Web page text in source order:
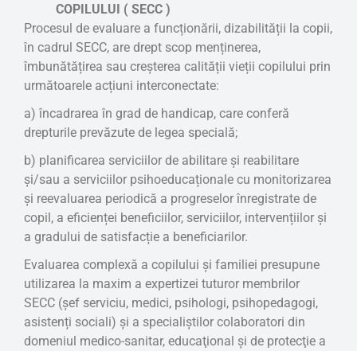
COPILULUI ( SECC )
Procesul de evaluare a funcționării, dizabilității la copii,
în cadrul SECC, are drept scop menținerea,
îmbunătățirea sau creșterea calității vieții copilului prin
următoarele acțiuni interconectate:
a) încadrarea în grad de handicap, care conferă
drepturile prevăzute de legea specială;
b) planificarea serviciilor de abilitare și reabilitare
și/sau a serviciilor psihoeducaționale cu monitorizarea
și reevaluarea periodică a progreselor înregistrate de
copil, a eficienței beneficiilor, serviciilor, intervențiilor și
a gradului de satisfacție a beneficiarilor.
Evaluarea complexă a copilului şi familiei presupune
utilizarea la maxim a expertizei tuturor membrilor
SECC (șef serviciu, medici, psihologi, psihopedagogi,
asistenți sociali) şi a specialiştilor colaboratori din
domeniul medico-sanitar, educaţional şi de protecţie a